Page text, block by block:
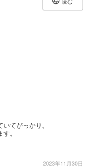
てがっかり。
。
2023年11月30日